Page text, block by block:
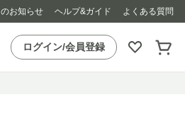
お知らせ ヘルプ&ガイド よくある質問
ログイン/会員登録